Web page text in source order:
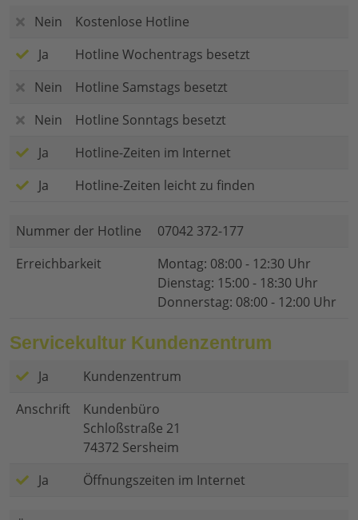
Nein
Kostenlose Hotline
Ja
Hotline Wochentrags besetzt
Nein
Hotline Samstags besetzt
Nein
Hotline Sonntags besetzt
Ja
Hotline-Zeiten im Internet
Ja
Hotline-Zeiten leicht zu finden
Nummer der Hotline
07042 372-177
Erreichbarkeit
Montag: 08:00 - 12:30 Uhr
Dienstag: 15:00 - 18:30 Uhr
Donnerstag: 08:00 - 12:00 Uhr
Servicekultur Kundenzentrum
Ja
Kundenzentrum
Anschrift
Kundenbüro
Schloßstraße 21
74372 Sersheim
Ja
Öffnungszeiten im Internet